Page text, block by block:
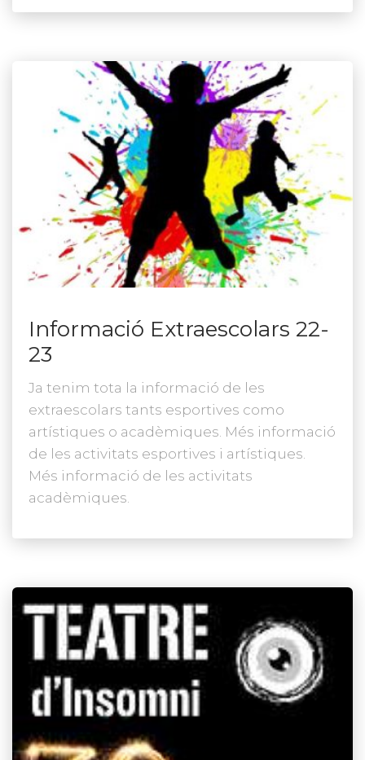
Informació Extraescolars 22-
23
Ja tenim tota la informació de les
extraescolars tants esportives como
artístiques o acadèmiques. Més informació
de les activitats esportives i artístiques.
Més informació de les activitats
acadèmiques.